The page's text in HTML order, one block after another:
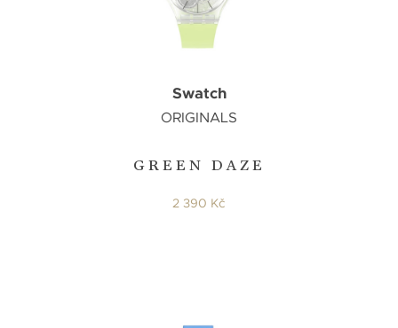
GREEN DAZE
Swatch
ORIGINALS
2 390 Kč